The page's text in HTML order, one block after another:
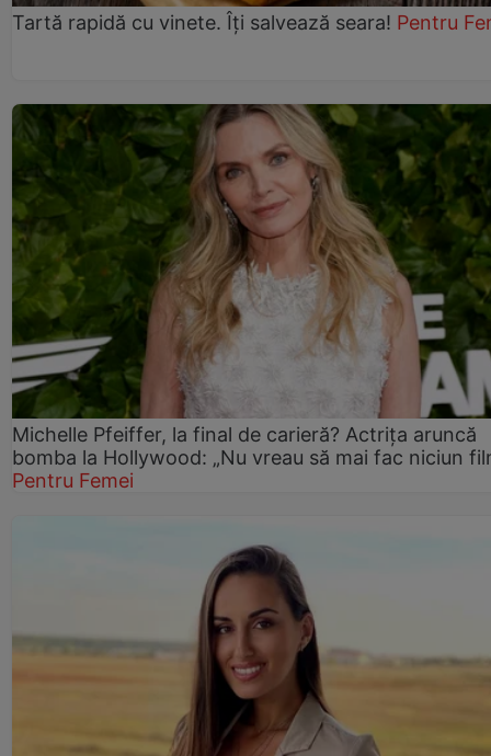
Tartă rapidă cu vinete. Îți salvează seara! Pentru
Michelle Pfeiffer, la final de carieră? Actrița aruncă
bomba la Hollywood: „Nu vreau să mai fac niciun
Pentru Femei